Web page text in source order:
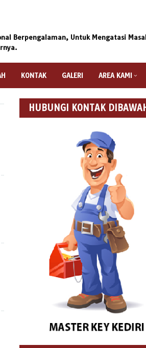
Berpengalaman, Untuk Mengatasi
KONTAK GALERI AREA KAMI
HUBUNGI KONTAK